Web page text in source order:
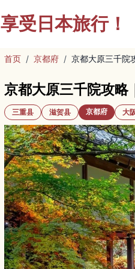
享受 日本旅行！
首页 / 京都府 / 京都大原三千院
京都大原三千院攻略
三重县 滋贺县 京都府 大